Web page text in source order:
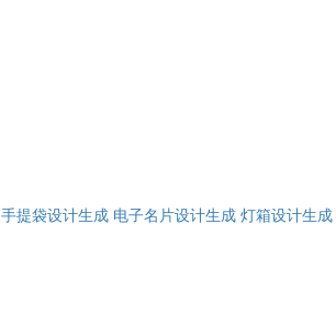
手提袋设计生成 电子名片设计生成 灯箱设计生成